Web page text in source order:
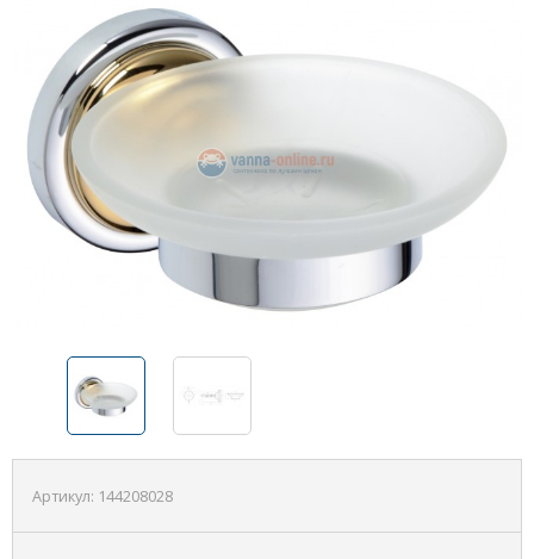
Артикул: 144208028